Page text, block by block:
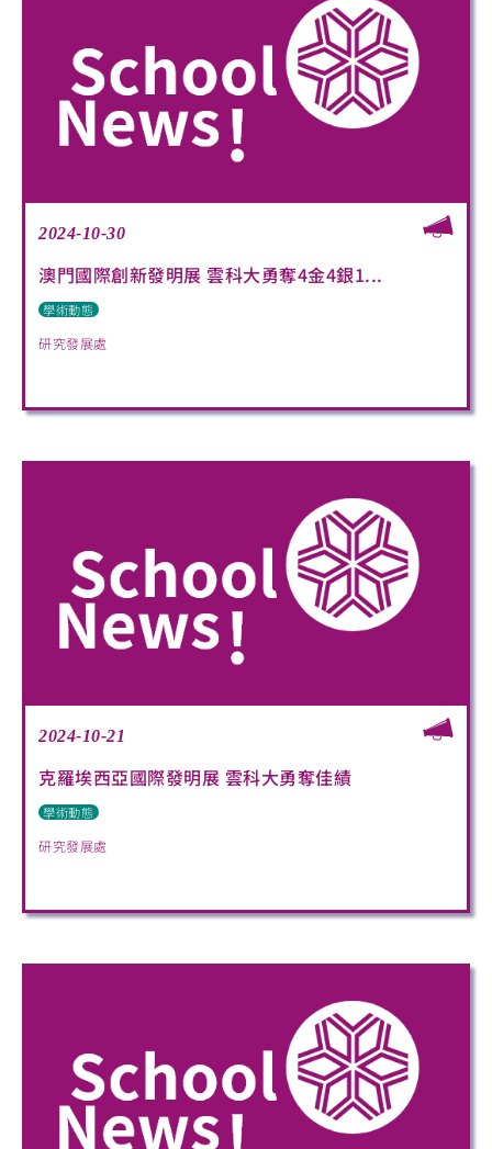
2024-10-30
澳門國際創新發明展 雲科大勇奪4金4銀1...
學術動態
研究發展處
2024-10-21
克羅埃西亞國際發明展 雲科大勇奪佳績
學術動態
研究發展處